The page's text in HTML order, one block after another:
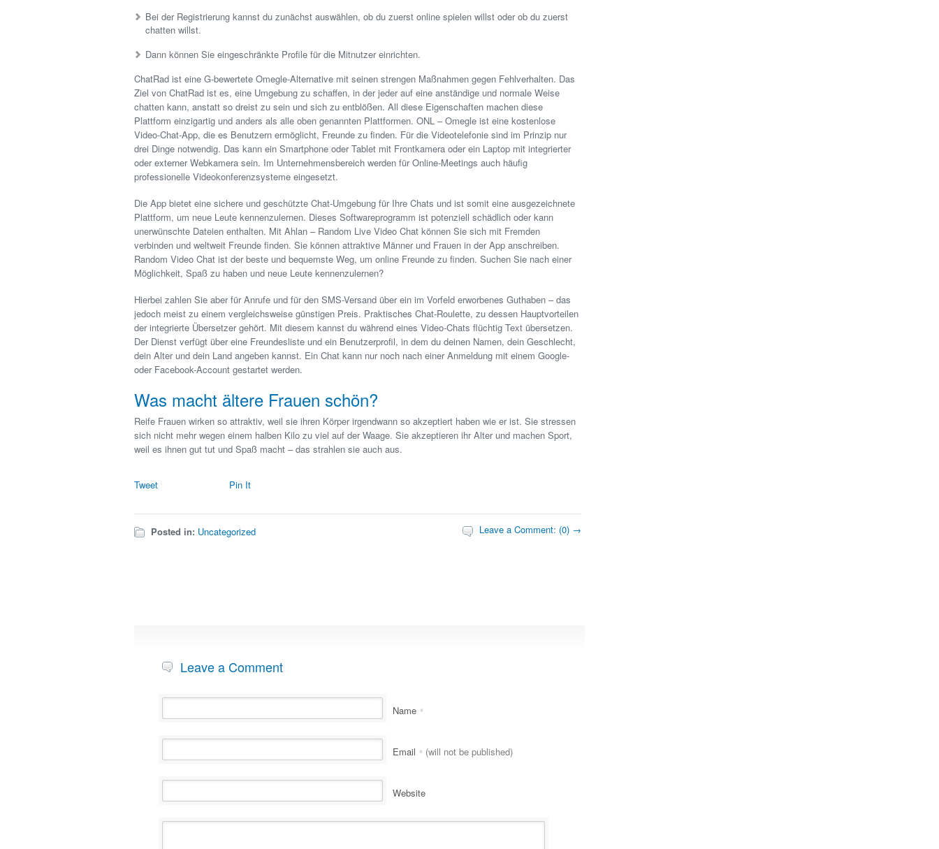
Bei der Registrierung kannst du zunächst auswählen, ob du zuerst online spielen willst oder ob du zuerst
chatten willst.
Dann können Sie eingeschränkte Profile für die Mitnutzer einrichten.
ChatRad ist eine G-bewertete Omegle-Alternative mit seinen strengen Maßnahmen gegen Fehlverhalten. Das
Ziel von ChatRad ist es, eine Umgebung zu schaffen, in der jeder auf eine anständige und normale Weise
chatten kann, anstatt so dreist zu sein und sich zu entblößen. All diese Eigenschaften machen diese
Plattform einzigartig und anders als alle oben genannten Plattformen. ONL – Omegle ist eine kostenlose
Video-Chat-App, die es Benutzern ermöglicht, Freunde zu finden. Für die Videotelefonie sind im Prinzip nur
drei Dinge notwendig. Das kann ein Smartphone oder Tablet mit Frontkamera oder ein Laptop mit integrierter
oder externer Webkamera sein. Im Unternehmensbereich werden für Online-Meetings auch häufig
professionelle Videokonferenzsysteme eingesetzt.
Die App bietet eine sichere und geschützte Chat-Umgebung für Ihre Chats und ist somit eine ausgezeichnete
Plattform, um neue Leute kennenzulernen. Dieses Softwareprogramm ist potenziell schädlich oder kann
unerwünschte Dateien enthalten. Mit Ahlan – Random Live Video Chat können Sie sich mit Fremden
verbinden und weltweit Freunde finden. Sie können attraktive Männer und Frauen in der App anschreiben.
Random Video Chat ist der beste und bequemste Weg, um online Freunde zu finden. Suchen Sie nach einer
Möglichkeit, Spaß zu haben und neue Leute kennenzulernen?
Hierbei zahlen Sie aber für Anrufe und für den SMS-Versand über ein im Vorfeld erworbenes Guthaben – das
jedoch meist zu einem vergleichsweise günstigen Preis. Praktisches Chat-Roulette, zu dessen Hauptvorteilen
der integrierte Übersetzer gehört. Mit diesem kannst du während eines Video-Chats flüchtig Text übersetzen.
Der Dienst verfügt über eine Freundesliste und ein Benutzerprofil, in dem du deinen Namen, dein Geschlecht,
dein Alter und dein Land angeben kannst. Ein Chat kann nur noch nach einer Anmeldung mit einem Google-
oder Facebook-Account gestartet werden.
Was macht ältere Frauen schön?
Reife Frauen wirken so attraktiv, weil sie ihren Körper irgendwann so akzeptiert haben wie er ist. Sie stressen
sich nicht mehr wegen einem halben Kilo zu viel auf der Waage. Sie akzeptieren ihr Alter und machen Sport,
weil es ihnen gut tut und Spaß macht – das strahlen sie auch aus.
Tweet Pin It
Posted in: Uncategorized Leave a Comment: (0) →
Leave a Comment
Name *
Email * (will not be published)
Website